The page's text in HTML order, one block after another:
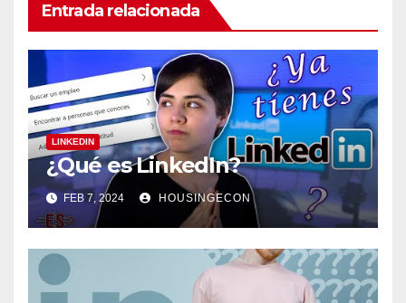
Entrada relacionada
LINKEDIN
¿Qué es LinkedIn?
FEB 7, 2024 HOUSINGECON